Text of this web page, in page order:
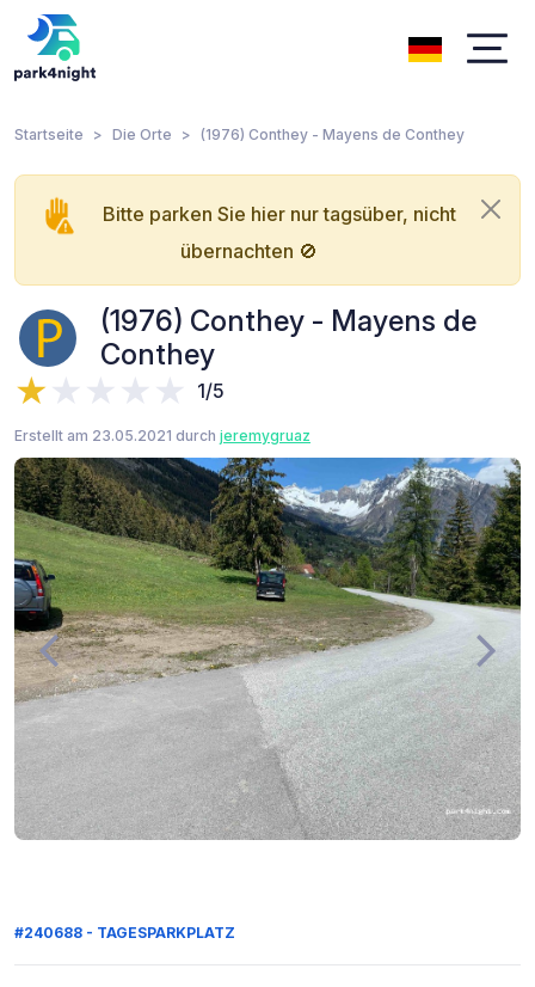
Startseite Die Orte (1976) Conthey - Mayens de Conthey
Bitte parken Sie hier nur tagsüber, nicht
übernachten 🚫
(1976) Conthey - Mayens de
Conthey
1/5
Erstellt am 23.05.2021 durch jeremygruaz
#240688 - TAGESPARKPLATZ